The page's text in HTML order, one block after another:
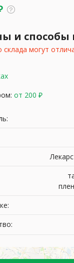
и способы
могут
от 200 ₽